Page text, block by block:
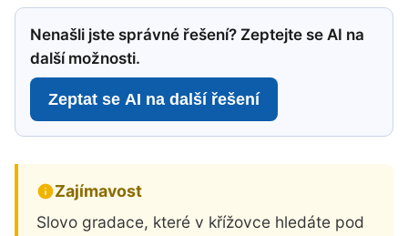
Nenašli jste správné řešení? Zeptejte se AI na
další možnosti.
Zeptat se AI na další řešení
Zajímavost
Slovo gradace, které v křížovce hledáte pod